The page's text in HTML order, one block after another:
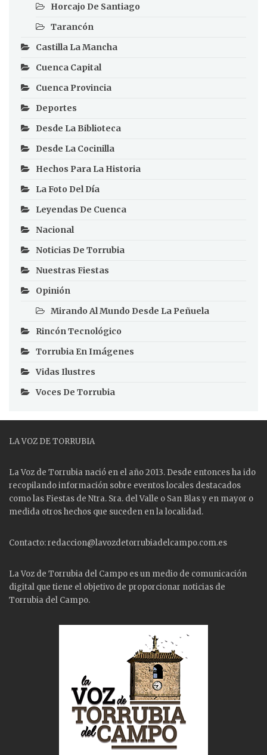
Horcajo De Santiago
Tarancón
Castilla La Mancha
Cuenca Capital
Cuenca Provincia
Deportes
Desde La Biblioteca
Desde La Cocinilla
Hechos Para La Historia
La Foto Del Día
Leyendas De Cuenca
Nacional
Noticias De Torrubia
Nuestras Fiestas
Opinión
Mirando Al Mundo Desde La Peñuela
Rincón Tecnológico
Torrubia En Imágenes
Vidas Ilustres
Voces De Torrubia
LA VOZ DE TORRUBIA
La Voz de Torrubia nació en el año 2013. Desde entonces ha ido
recopilando información sobre eventos locales destacados
como las Fiestas de Ntra. Sra. del Valle o San Blas y en mayor o
medida otros hechos que suceden en la localidad.
Contacto: redaccion@lavozdetorrubiadelcampo.com.es
La Voz de Torrubia del Campo es un medio de comunicación
digital que tiene el objetivo de proporcionar noticias de
Torrubia del Campo.